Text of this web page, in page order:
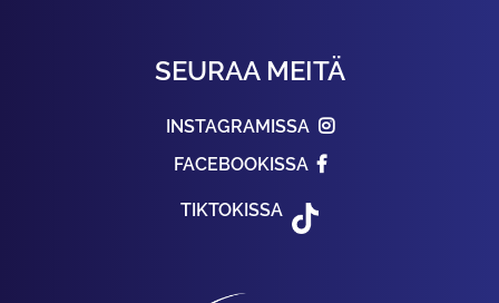
SEURAA MEITÄ
INSTAGRAMISSA
FACEBOOKISSA
TIKTOKISSA